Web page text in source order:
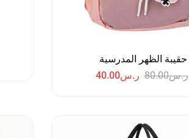
حقيبة الظهر المدرسية
ر.س80.00 ر.س40.00